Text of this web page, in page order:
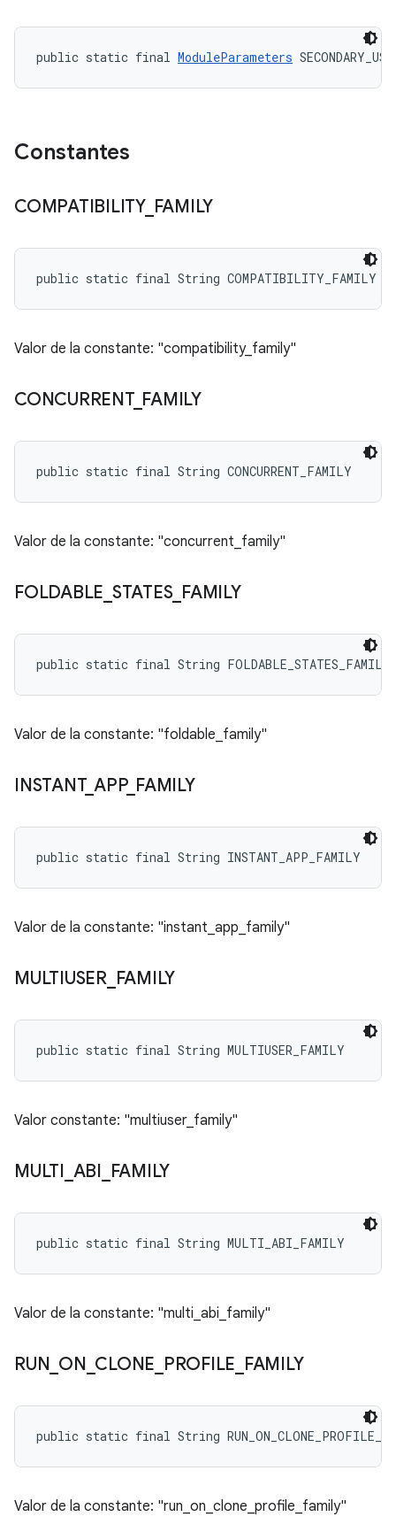
public static final ModuleParameters
Constantes
COMPATIBILITY_ FAMILY
public static final String COMPATIBILITY_FAMILY
Valor de la constante: "compatibility_family"
CONCURRENT_ FAMILY
public static final String CONCURRENT_FAMILY
Valor de la constante: "concurrent_family"
FOLDABLE STATES_ FAMILY
public static final String FOLDABLE_STATES_FAMILY
Valor de la constante: "foldable_family"
INSTANT_ APP_ FAMILY
public static final String INSTANT_APP_FAMILY
Valor de la constante: "instant_app_family"
MULTIUSER_ FAMILY
public static final String MULTIUSER_FAMILY
Valor constante: "multiuser_family"
MULTI ABI FAMILY
public static final String MULTI_ABI_FAMILY
Valor de la constante: "multi_abi_family"
RUN ON CLONE PROFILE FAMILY
public static final String
Valor de la constante: "run_on_clone_profile_family"